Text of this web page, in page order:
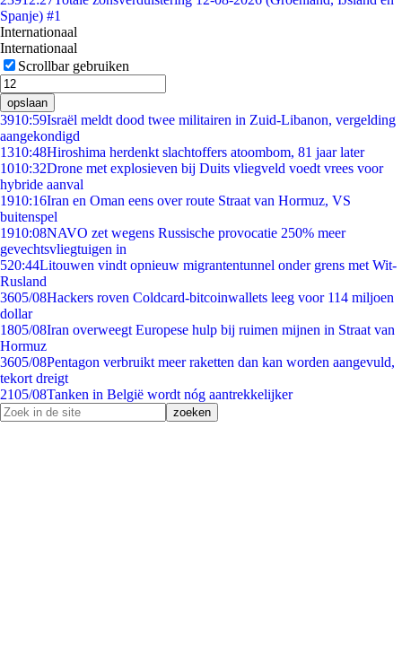
Spanje) #1
Internationaal
Internationaal
Scrollbar gebruiken
opslaan
3910:59Israël meldt dood twee militairen in Zuid-Libanon, vergelding
aangekondigd
1310:48Hiroshima herdenkt slachtoffers atoombom, 81 jaar later
1010:32Drone met explosieven bij Duits vliegveld voedt vrees voor
hybride aanval
1910:16Iran en Oman eens over route Straat van Hormuz, VS
buitenspel
1910:08NAVO zet wegens Russische provocatie 250% meer
gevechtsvliegtuigen in
520:44Litouwen vindt opnieuw migrantentunnel onder grens met Wit-
Rusland
3605/08Hackers roven Coldcard-bitcoinwallets leeg voor 114 miljoen
dollar
1805/08Iran overweegt Europese hulp bij ruimen mijnen in Straat van
Hormuz
3605/08Pentagon verbruikt meer raketten dan kan worden aangevuld,
tekort dreigt
2105/08Tanken in België wordt nóg aantrekkelijker